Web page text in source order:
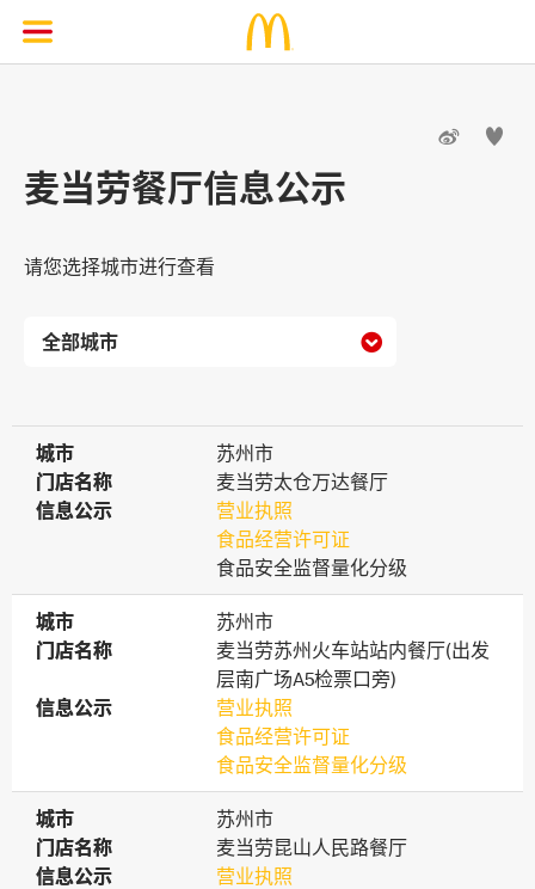
 
麦当劳餐厅信息公示
请您选择城市进行查看

城市
城市
苏州市
门店名称
门店名称
麦当劳太仓万达餐厅
信息公示
信息公示
营业执照
食品经营许可证
食品安全监督量化分级
城市
城市
苏州市
门店名称
门店名称
麦当劳苏州火车站站内餐厅(出发
层南广场A5检票口旁)
信息公示
信息公示
营业执照
食品经营许可证
食品安全监督量化分级
城市
城市
苏州市
门店名称
门店名称
麦当劳昆山人民路餐厅
信息公示
信息公示
营业执照